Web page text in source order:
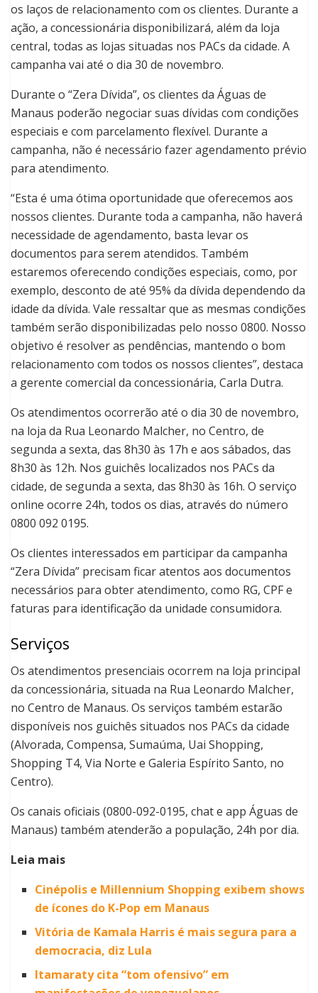
os laços de relacionamento com os clientes. Durante a
ação, a concessionária disponibilizará, além da loja
central, todas as lojas situadas nos PACs da cidade. A
campanha vai até o dia 30 de novembro.
Durante o “Zera Dívida”, os clientes da Águas de
Manaus poderão negociar suas dívidas com condições
especiais e com parcelamento flexível. Durante a
campanha, não é necessário fazer agendamento prévio
para atendimento.
“Esta é uma ótima oportunidade que oferecemos aos
nossos clientes. Durante toda a campanha, não haverá
necessidade de agendamento, basta levar os
documentos para serem atendidos. Também
estaremos oferecendo condições especiais, como, por
exemplo, desconto de até 95% da dívida dependendo da
idade da dívida. Vale ressaltar que as mesmas condições
também serão disponibilizadas pelo nosso 0800. Nosso
objetivo é resolver as pendências, mantendo o bom
relacionamento com todos os nossos clientes”, destaca
a gerente comercial da concessionária, Carla Dutra.
Os atendimentos ocorrerão até o dia 30 de novembro,
na loja da Rua Leonardo Malcher, no Centro, de
segunda a sexta, das 8h30 às 17h e aos sábados, das
8h30 às 12h. Nos guichês localizados nos PACs da
cidade, de segunda a sexta, das 8h30 às 16h. O serviço
online ocorre 24h, todos os dias, através do número
0800 092 0195.
Os clientes interessados em participar da campanha
“Zera Dívida” precisam ficar atentos aos documentos
necessários para obter atendimento, como RG, CPF e
faturas para identificação da unidade consumidora.
Serviços
Os atendimentos presenciais ocorrem na loja principal
da concessionária, situada na Rua Leonardo Malcher,
no Centro de Manaus. Os serviços também estarão
disponíveis nos guichês situados nos PACs da cidade
(Alvorada, Compensa, Sumaúma, Uai Shopping,
Shopping T4, Via Norte e Galeria Espírito Santo, no
Centro).
Os canais oficiais (0800-092-0195, chat e app Águas de
Manaus) também atenderão a população, 24h por dia.
Leia mais
Cinépolis e Millennium Shopping exibem shows
de ícones do K-Pop em Manaus
Vitória de Kamala Harris é mais segura para a
democracia, diz Lula
Itamaraty cita “tom ofensivo” em